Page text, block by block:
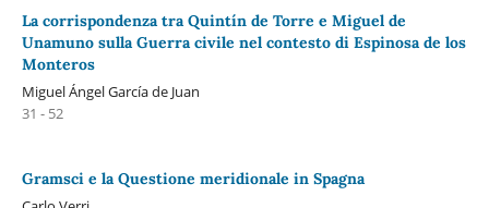
La corrispondenza tra Quintín de Torre e Miguel de
Unamuno sulla Guerra civile nel contesto di Espinosa de los
Monteros
Miguel Ángel García de Juan
31 - 52
Gramsci e la Questione meridionale in Spagna